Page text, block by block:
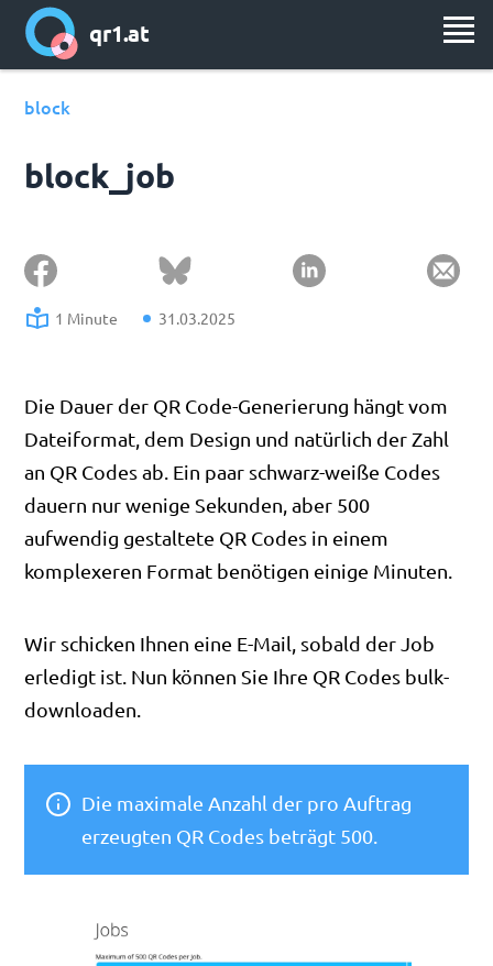
qr1.at
block
block_job
1 Minute 31.03.2025
Die Dauer der QR Code-Generierung hängt vom
Dateiformat, dem Design und natürlich der Zahl
an QR Codes ab. Ein paar schwarz-weiße Codes
dauern nur wenige Sekunden, aber 500
aufwendig gestaltete QR Codes in einem
komplexeren Format benötigen einige Minuten.
Wir schicken Ihnen eine E-Mail, sobald der Job
erledigt ist. Nun können Sie Ihre QR Codes bulk-
downloaden.
Die maximale Anzahl der pro Auftrag
erzeugten QR Codes beträgt 500.